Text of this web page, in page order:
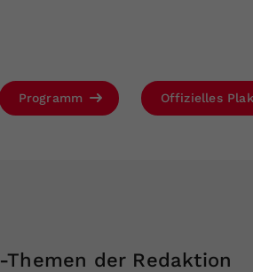
Programm Offizielles
Themen der Redaktion